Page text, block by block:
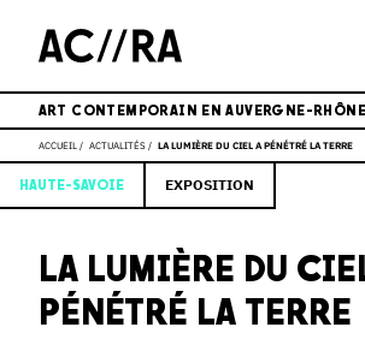
ART CONTEMPORAIN EN AUVERGNE-
ACCUEIL ACTUALITÉS LA LUMIÈRE DU CIEL A PÉNÉTRÉ LA TERRE
HAUTE-SAVOIE EXPOSITION
LA LUMIÈRE DU
PÉNÉTRÉ LA TERRE